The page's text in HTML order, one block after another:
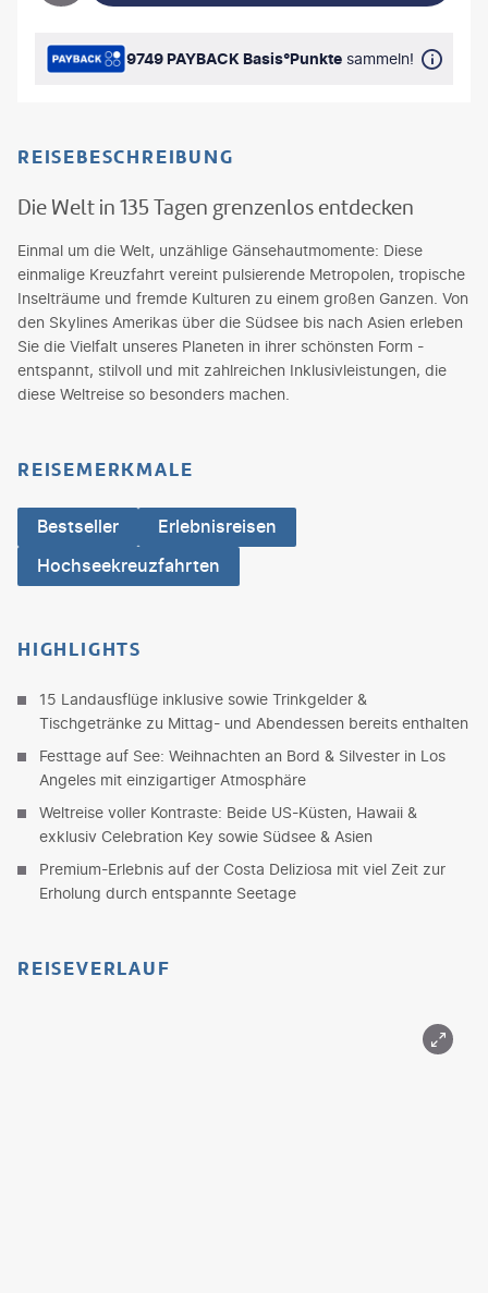
9749 PAYBACK Basis°Punkte sammeln!
REISEBESCHREIBUNG
Die Welt in 135 Tagen grenzenlos entdecken
Einmal um die Welt, unzählige Gänsehautmomente: Diese
einmalige Kreuzfahrt vereint pulsierende Metropolen, tropische
Inselträume und fremde Kulturen zu einem großen Ganzen. Von
den Skylines Amerikas über die Südsee bis nach Asien erleben
Sie die Vielfalt unseres Planeten in ihrer schönsten Form -
entspannt, stilvoll und mit zahlreichen Inklusivleistungen, die
diese Weltreise so besonders machen.
REISEMERKMALE
Bestseller
Erlebnisreisen
Hochseekreuzfahrten
HIGHLIGHTS
15 Landausflüge inklusive sowie Trinkgelder &
Tischgetränke zu Mittag- und Abendessen bereits enthalten
Festtage auf See: Weihnachten an Bord & Silvester in Los
Angeles mit einzigartiger Atmosphäre
Weltreise voller Kontraste: Beide US-Küsten, Hawaii &
exklusiv Celebration Key sowie Südsee & Asien
Premium-Erlebnis auf der Costa Deliziosa mit viel Zeit zur
Erholung durch entspannte Seetage
REISEVERLAUF